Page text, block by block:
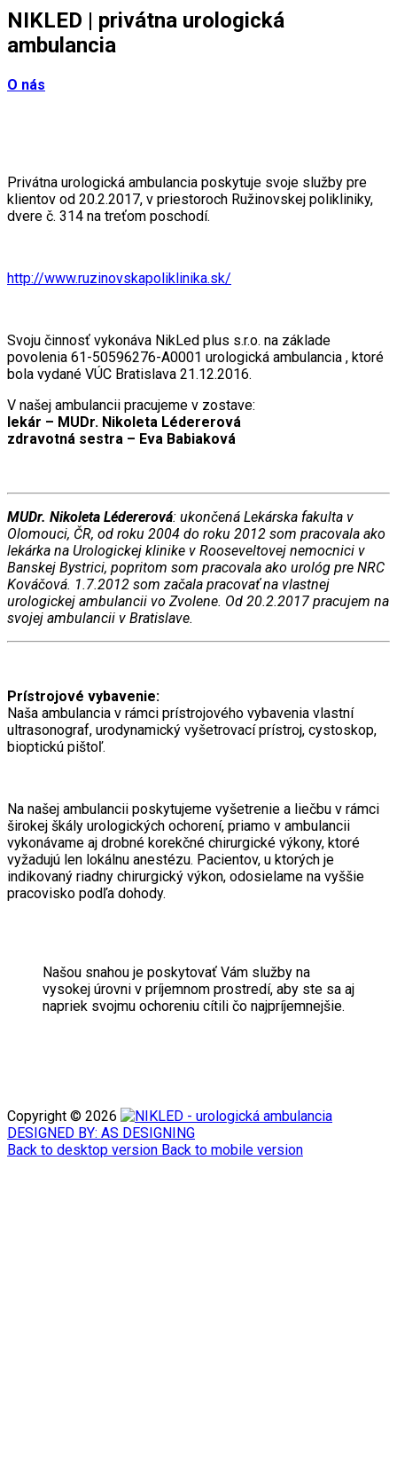
NIKLED | privátna urologická
ambulancia
O nás
Privátna urologická ambulancia poskytuje svoje služby pre
klientov od 20.2.2017, v priestoroch Ružinovskej polikliniky,
dvere č. 314 na treťom poschodí.
http://www.ruzinovskapoliklinika.sk/
Svoju činnosť vykonáva NikLed plus s.r.o. na základe
povolenia 61-50596276-A0001 urologická ambulancia , ktoré
bola vydané VÚC Bratislava 21.12.2016.
V našej ambulancii pracujeme v zostave:
lekár – MUDr. Nikoleta Lédererová
zdravotná sestra – Eva Babiaková
MUDr. Nikoleta Lédererová: ukončená Lekárska fakulta v
Olomouci, ČR, od roku 2004 do roku 2012 som pracovala ako
lekárka na Urologickej klinike v Rooseveltovej nemocnici v
Banskej Bystrici, popritom som pracovala ako urológ pre NRC
Kováčová. 1.7.2012 som začala pracovať na vlastnej
urologickej ambulancii vo Zvolene. Od 20.2.2017 pracujem na
svojej ambulancii v Bratislave.
Prístrojové vybavenie:
Naša ambulancia v rámci prístrojového vybavenia vlastní
ultrasonograf, urodynamický vyšetrovací prístroj, cystoskop,
bioptickú pištoľ.
Na našej ambulancii poskytujeme vyšetrenie a liečbu v rámci
širokej škály urologických ochorení, priamo v ambulancii
vykonávame aj drobné korekčné chirurgické výkony, ktoré
vyžadujú len lokálnu anestézu. Pacientov, u ktorých je
indikovaný riadny chirurgický výkon, odosielame na vyššie
pracovisko podľa dohody.
Našou snahou je poskytovať Vám služby na
vysokej úrovni v príjemnom prostredí, aby ste sa aj
napriek svojmu ochoreniu cítili čo najpríjemnejšie.
Copyright © 2026
DESIGNED BY: AS DESIGNING
Back to desktop version Back to mobile version